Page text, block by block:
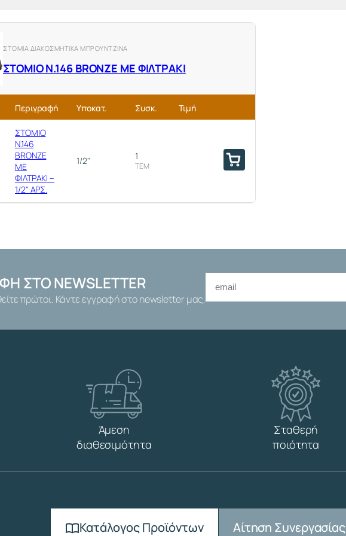
ΣΤΟΜΙΑ ΔΙΑΚΟΣΜΗΤΙΚΑ ΜΠΡΟΥΝΤΖΙΝΑ
ΣΤΟΜΙΟ Ν.146 ΒRΟΝΖΕ ΜΕ ΦΙΛΤΡΑΚΙ
Περιγραφή Υποκατ. Συσκ. Τιμή
ΣΤΟΜΙΟ
Ν.146
BRONZE
ΜΕ
ΦΙΛΤΡΑΚΙ –
1/2" ΑΡΣ.
1/2" 1
ΤΕΜ
ΣΤΟ NEWSLETTER
πρώτοι. Κάντε εγγραφή στο newsletter μας.
Άμεση
διαθεσιμότητα
Σταθερή
ποιότητα
Κατάλογος Προϊόντων Αίτηση Συνεργασίας